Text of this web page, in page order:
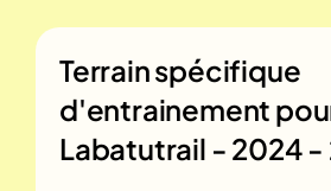
Terrain spécifique
d'entrainement
Labatutrail - 2024 -